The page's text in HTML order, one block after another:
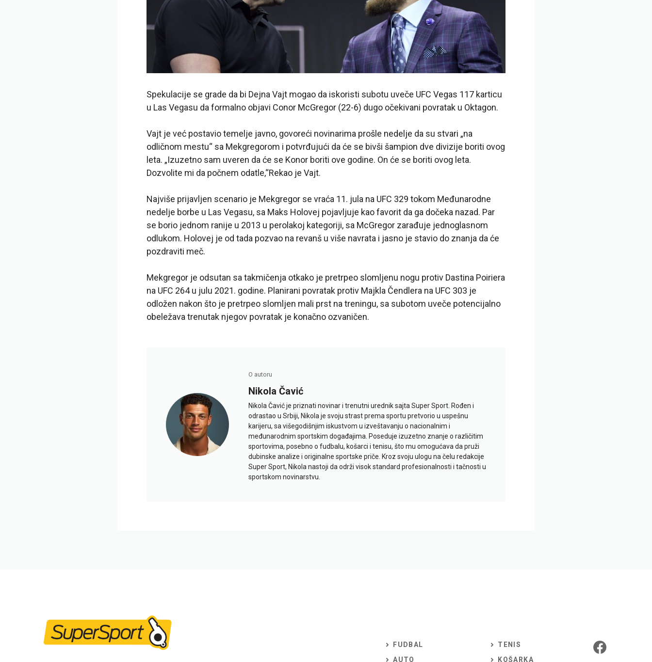
Spekulacije se grade da bi Dejna Vajt mogao da iskoristi subotu uveče UFC Vegas 117 karticu
u Las Vegasu da formalno objavi Conor McGregor (22-6) dugo očekivani povratak u Oktagon.
Vajt je već postavio temelje javno, govoreći novinarima prošle nedelje da su stvari „na
odličnom mestu“ sa Mekgregorom i potvrđujući da će se bivši šampion dve divizije boriti ovog
leta. „Izuzetno sam uveren da će se Konor boriti ove godine. On će se boriti ovog leta.
Dozvolite mi da počnem odatle,“Rekao je Vajt.
Najviše prijavljen scenario je Mekgregor se vraća 11. jula na UFC 329 tokom Međunarodne
nedelje borbe u Las Vegasu, sa Maks Holovej pojavljuje kao favorit da ga dočeka nazad. Par
se borio jednom ranije u 2013 u perolakoj kategoriji, sa McGregor zarađuje jednoglasnom
odlukom. Holovej je od tada pozvao na revanš u više navrata i jasno je stavio do znanja da će
pozdraviti meč.
Mekgregor je odsutan sa takmičenja otkako je pretrpeo slomljenu nogu protiv Dastina Poiriera
na UFC 264 u julu 2021. godine. Planirani povratak protiv Majkla Čendlera na UFC 303 je
odložen nakon što je pretrpeo slomljen mali prst na treningu, sa subotom uveče potencijalno
obeležava trenutak njegov povratak je konačno ozvaničen.
O autoru
Nikola Čavić
Nikola Čavić je priznati novinar i trenutni urednik sajta Super Sport. Rođen i
odrastao u Srbiji, Nikola je svoju strast prema sportu pretvorio u uspešnu
karijeru, sa višegodišnjim iskustvom u izveštavanju o nacionalnim i
međunarodnim sportskim događajima. Poseduje izuzetno znanje o različitim
sportovima, posebno o fudbalu, košarci i tenisu, što mu omogućava da pruži
dubinske analize i originalne sportske priče. Kroz svoju ulogu na čelu redakcije
Super Sport, Nikola nastoji da održi visok standard profesionalnosti i tačnosti u
sportskom novinarstvu.
FUDBAL
AUTO
TENIS
KOŠARKA